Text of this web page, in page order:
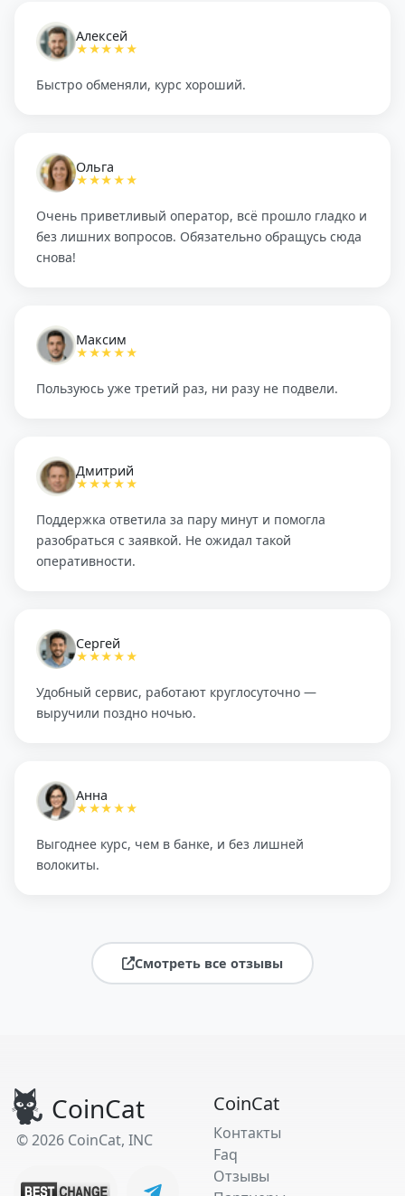
Алексей
★★★★★
Быстро обменяли, курс хороший.
Ольга
★★★★★
Очень приветливый оператор, всё прошло гладко и
без лишних вопросов. Обязательно обращусь сюда
снова!
Максим
★★★★★
Пользуюсь уже третий раз, ни разу не подвели.
Дмитрий
★★★★★
Поддержка ответила за пару минут и помогла
разобраться с заявкой. Не ожидал такой
оперативности.
Сергей
★★★★★
Удобный сервис, работают круглосуточно —
выручили поздно ночью.
Анна
★★★★★
Выгоднее курс, чем в банке, и без лишней
волокиты.
Смотреть все отзывы
CoinCat
© 2026 CoinCat, INC
CoinCat
Контакты
Faq
Отзывы